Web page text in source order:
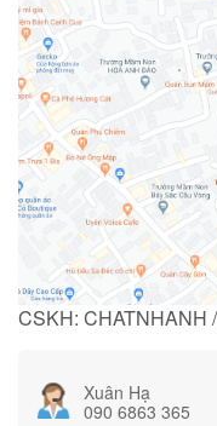
CSKH: CHATNHANH
Xuân Hạ
090 6863 365